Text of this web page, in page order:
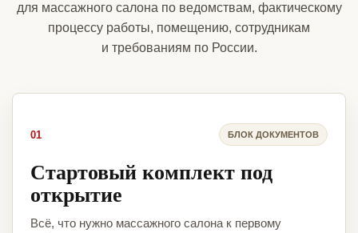
для массажного салона по ведомствам, фактическому
процессу работы, помещению, сотрудникам
и требованиям по России.
01 БЛОК ДОКУМЕНТОВ
Стартовый комплект под
открытие
Всё, что нужно массажного салона к первому